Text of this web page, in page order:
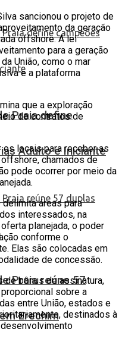
Praia define
Adulto e Iniciante
Praia reúne 57
Erechim
sancionou o projeto de
da geração
offshore. A lei
para a geração
União, como o mar
e a plataforma
que a exploração
de contratos de
os locais para receber as
chamados de
pode ocorrer por meio da
áreas para
interessados, na
planejada, o poder
conforme o
Elas são colocadas em
de concessão.
de bônus de assinatura,
sobre a
entre União, estados e
destinados à